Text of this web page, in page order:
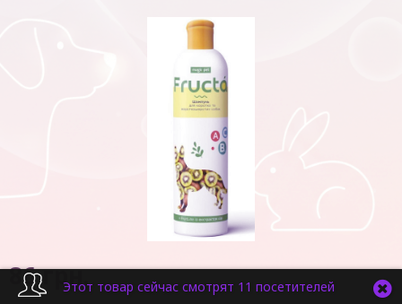
86грн.
Этот товар сейчас смотрят 11 посетителей